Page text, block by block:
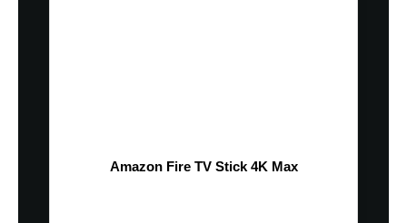
Amazon Fire TV Stick 4K Max